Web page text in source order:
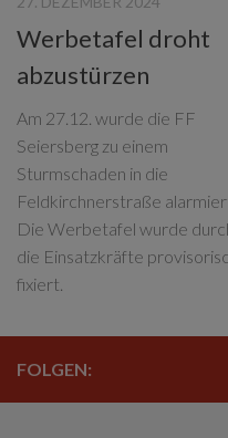
Werbetafel droht
abzustürzen
Am 27.12. wurde die FF
Seiersberg zu einem
Sturmschaden in die
Feldkirchnerstraße
Die Werbetafel wurde
die Einsatzkräfte
fixiert.
FOLGEN: